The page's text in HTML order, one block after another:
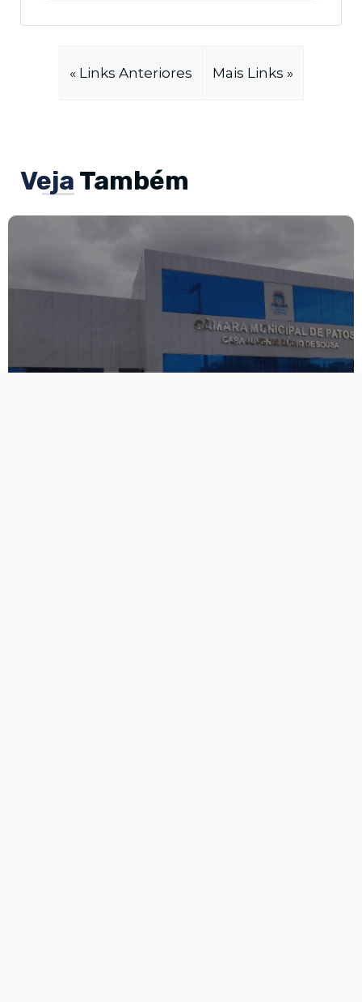
« Links Anteriores Mais Links »
Veja Também